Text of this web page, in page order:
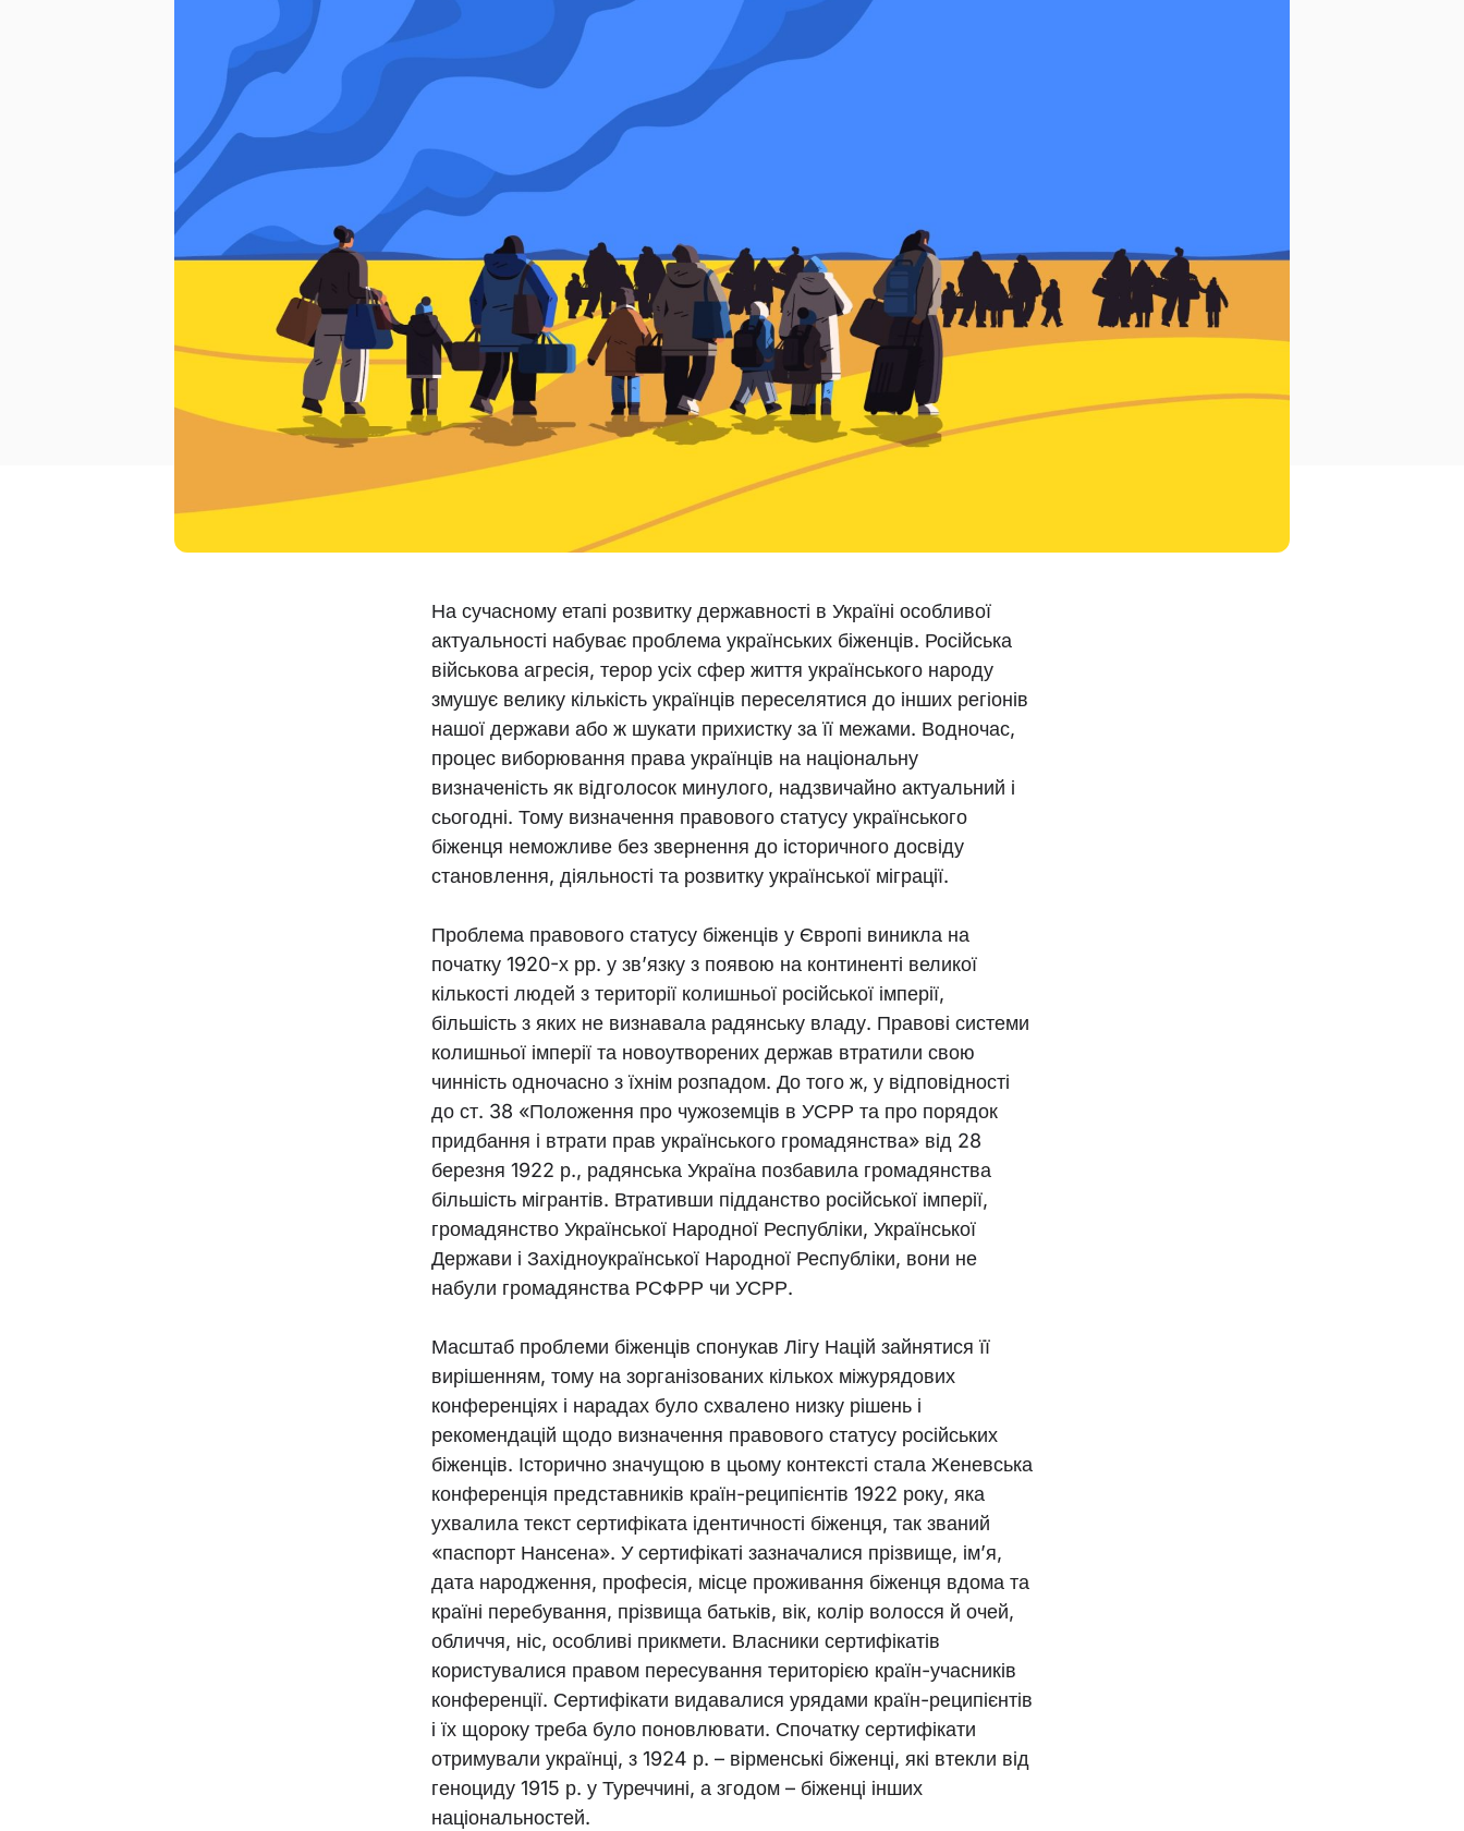
На сучасному етапі розвитку державності в Україні особливої
актуальності набуває проблема українських біженців. Російська
військова агресія, терор усіх сфер життя українського народу
змушує велику кількість українців переселятися до інших регіонів
нашої держави або ж шукати прихистку за її межами. Водночас,
процес виборювання права українців на національну
визначеність як відголосок минулого, надзвичайно актуальний і
сьогодні. Тому визначення правового статусу українського
біженця неможливе без звернення до історичного досвіду
становлення, діяльності та розвитку української міграції.
Проблема правового статусу біженців у Європі виникла на
початку 1920-х рр. у зв’язку з появою на континенті великої
кількості людей з території колишньої російської імперії,
більшість з яких не визнавала радянську владу. Правові системи
колишньої імперії та новоутворених держав втратили свою
чинність одночасно з їхнім розпадом. До того ж, у відповідності
до ст. 38 «Положення про чужоземців в УСРР та про порядок
придбання і втрати прав українського громадянства» від 28
березня 1922 р., радянська Україна позбавила громадянства
більшість мігрантів. Втративши підданство російської імперії,
громадянство Української Народної Республіки, Української
Держави і Західноукраїнської Народної Республіки, вони не
набули громадянства РСФРР чи УСРР.
Масштаб проблеми біженців спонукав Лігу Націй зайнятися її
вирішенням, тому на зорганізованих кількох міжурядових
конференціях і нарадах було схвалено низку рішень і
рекомендацій щодо визначення правового статусу російських
біженців. Історично значущою в цьому контексті стала Женевська
конференція представників країн-реципієнтів 1922 року, яка
ухвалила текст сертифіката ідентичності біженця, так званий
«паспорт Нансена». У сертифікаті зазначалися прізвище, ім’я,
дата народження, професія, місце проживання біженця вдома та
країні перебування, прізвища батьків, вік, колір волосся й очей,
обличчя, ніс, особливі прикмети. Власники сертифікатів
користувалися правом пересування територією країн-учасників
конференції. Сертифікати видавалися урядами країн-реципієнтів
і їх щороку треба було поновлювати. Спочатку сертифікати
отримували українці, з 1924 р. – вірменські біженці, які втекли від
геноциду 1915 р. у Туреччині, а згодом – біженці інших
національностей.